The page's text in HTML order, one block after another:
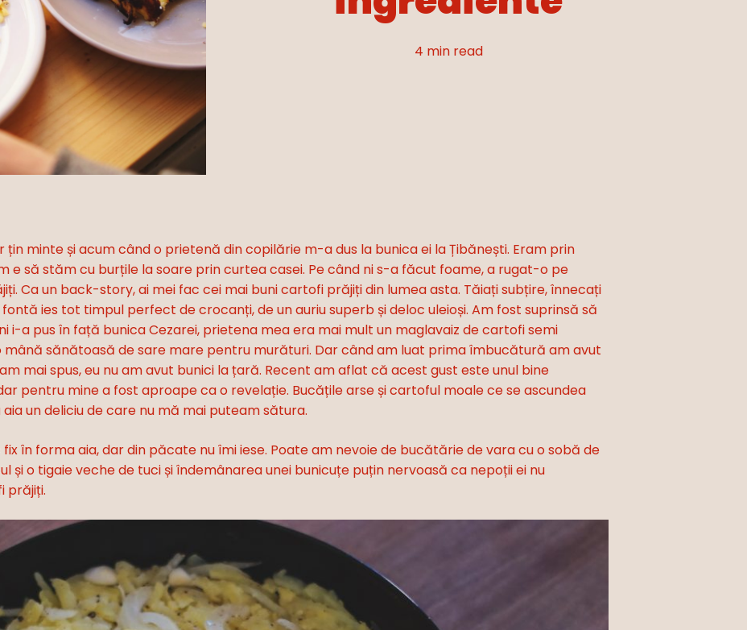
4 min read
țin minte și acum când o prietenă din copilărie m-a dus la bunica ei la Țibănești. Eram prin
e să stăm cu burțile la soare prin curtea casei. Pe când ni s-a făcut foame, a rugat-o pe
Ca un back-story, ai mei fac cei mai buni cartofi prăjiți din lumea asta. Tăiați subțire, înnecați
ies tot timpul perfect de crocanți, de un auriu superb și deloc uleioși. Am fost suprinsă să
i-a pus în față bunica Cezarei, prietena mea era mai mult un maglavaiz de cartofi semi
mână sănătoasă de sare mare pentru murături. Dar când am luat prima îmbucătură am avut
mai spus, eu nu am avut bunici la țară. Recent am aflat că acest gust este unul bine
pentru mine a fost aproape ca o revelație. Bucățile arse și cartoful moale ce se ascundea
un deliciu de care nu mă mai puteam sătura.
în forma aia, dar din păcate nu îmi iese. Poate am nevoie de bucătărie de vara cu o sobă de
și o tigaie veche de tuci și îndemânarea unei bunicuțe puțin nervoasă ca nepoții ei nu
prăjiți.